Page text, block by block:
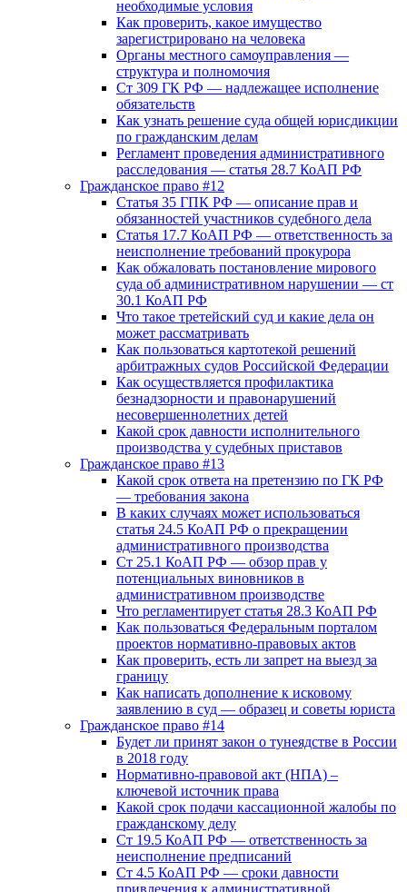
необходимые условия
Как проверить, какое имущество
зарегистрировано на человека
Органы местного самоуправления —
структура и полномочия
Ст 309 ГК РФ — надлежащее исполнение
обязательств
Как узнать решение суда общей юрисдикции
по гражданским делам
Регламент проведения административного
расследования — статья 28.7 КоАП РФ
Гражданское право #12
Статья 35 ГПК РФ — описание прав и
обязанностей участников судебного дела
Статья 17.7 КоАП РФ — ответственность за
неисполнение требований прокурора
Как обжаловать постановление мирового
суда об административном нарушении — ст
30.1 КоАП РФ
Что такое третейский суд и какие дела он
может рассматривать
Как пользоваться картотекой решений
арбитражных судов Российской Федерации
Как осуществляется профилактика
безнадзорности и правонарушений
несовершеннолетних детей
Какой срок давности исполнительного
производства у судебных приставов
Гражданское право #13
Какой срок ответа на претензию по ГК РФ
— требования закона
В каких случаях может использоваться
статья 24.5 КоАП РФ о прекращении
административного производства
Ст 25.1 КоАП РФ — обзор прав у
потенциальных виновников в
административном производстве
Что регламентирует статья 28.3 КоАП РФ
Как пользоваться Федеральным порталом
проектов нормативно-правовых актов
Как проверить, есть ли запрет на выезд за
границу
Как написать дополнение к исковому
заявлению в суд — образец и советы юриста
Гражданское право #14
Будет ли принят закон о тунеядстве в России
в 2018 году
Нормативно-правовой акт (НПА) –
ключевой источник права
Какой срок подачи кассационной жалобы по
гражданскому делу
Ст 19.5 КоАП РФ — ответственность за
неисполнение предписаний
Ст 4.5 КоАП РФ — сроки давности
привлечения к административной